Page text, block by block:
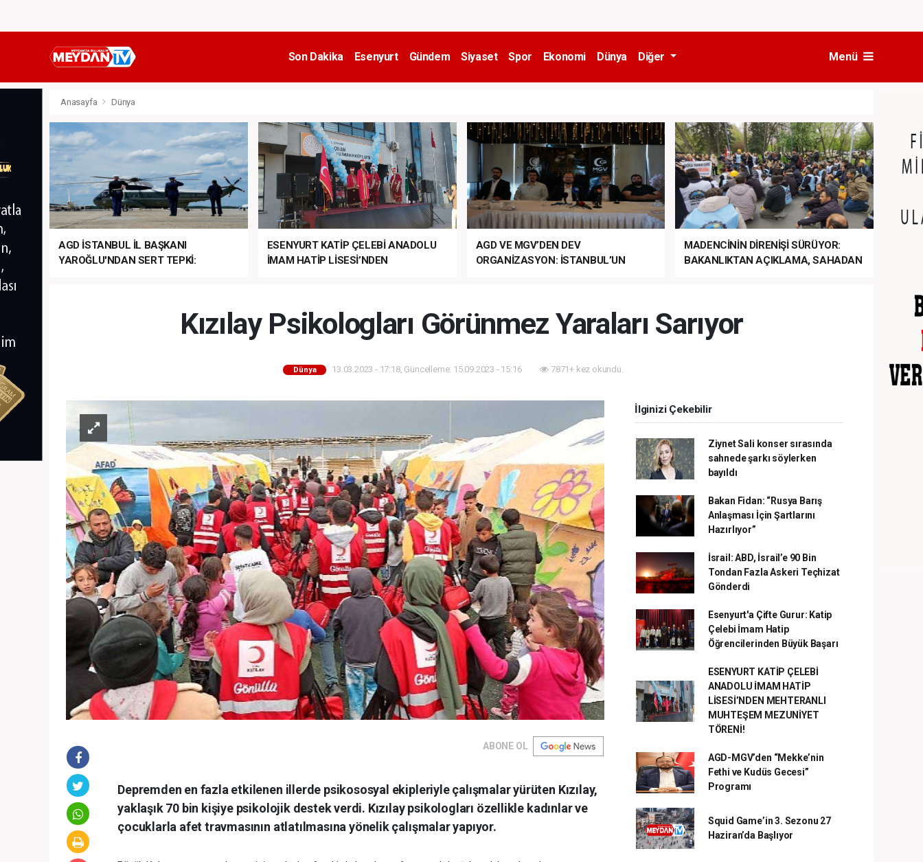
Son Dakika Esenyurt Gündem Siyaset Spor Ekonomi Dünya Diğer Menü
Anasayfa Dünya
AGD İSTANBUL İL BAŞKANI
YAROĞLU'NDAN SERT TEPKİ:
ESENYURT KATİP ÇELEBİ ANADOLU
İMAM HATİP LİSESİ’NDEN
AGD VE MGV’DEN DEV
ORGANİZASYON: İSTANBUL’UN
MADENCİNİN DİRENİŞİ SÜRÜYOR:
BAKANLIKTAN AÇIKLAMA, SAHADAN
Kızılay Psikologları Görünmez Yaraları Sarıyor
Dünya 13.03.2023 - 17:18, Güncelleme: 15.09.2023 - 15:16 7871+ kez okundu.
ABONE OL
Depremden en fazla etkilenen illerde psikososyal ekipleriyle çalışmalar yürüten Kızılay,
yaklaşık 70 bin kişiye psikolojik destek verdi. Kızılay psikologları özellikle kadınlar ve
çocuklarla afet travmasının atlatılmasına yönelik çalışmalar yapıyor.
İlginizi Çekebilir
Ziynet Sali konser sırasında
sahnede şarkı söylerken
bayıldı
Bakan Fidan: “Rusya Barış
Anlaşması İçin Şartlarını
Hazırlıyor”
İsrail: ABD, İsrail’e 90 Bin
Tondan Fazla Askeri Teçhizat
Gönderdi
Esenyurt'a Çifte Gurur: Katip
Çelebi İmam Hatip
Öğrencilerinden Büyük Başarı
ESENYURT KATİP ÇELEBİ
ANADOLU İMAM HATİP
LİSESİ’NDEN MEHTERANLI
MUHTEŞEM MEZUNİYET
TÖRENİ!
AGD-MGV’den “Mekke’nin
Fethi ve Kudüs Gecesi”
Programı
Squid Game’in 3. Sezonu 27
Haziran’da Başlıyor